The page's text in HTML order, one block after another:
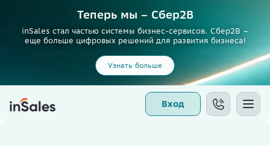
Теперь мы – Сбер2B
inSales стал частью системы бизнес-сервисов. Сбер2В –
еще больше цифровых решений для развития бизнеса!
Узнать больше
Вход